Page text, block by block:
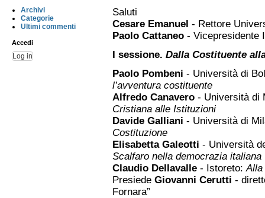
Archivi
Categorie
Ultimi commenti
Accedi
Log in
Saluti
Cesare Emanuel - Rettore
Paolo Cattaneo - Vicepresidente
I sessione. Dalla Costituente
Paolo Pombeni - Università di
l’avventura costituente
Alfredo Canavero - Università di
Cristiana alle Istituzioni
Davide Galliani - Università di
Costituzione
Elisabetta Galeotti - Università
Scalfaro nella democrazia italiana
Claudio Dellavalle - Istoreto:Alla
Presiede Giovanni Cerutti -
Fornara”